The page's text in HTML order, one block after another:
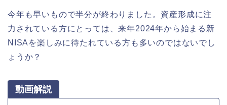
今年も早いもので半分が終わりました。資産形成に注
力されている方にとっては、来年2024年から始まる新
NISAを楽しみに待たれている方も多いのではないでし
ょうか？
動画解説